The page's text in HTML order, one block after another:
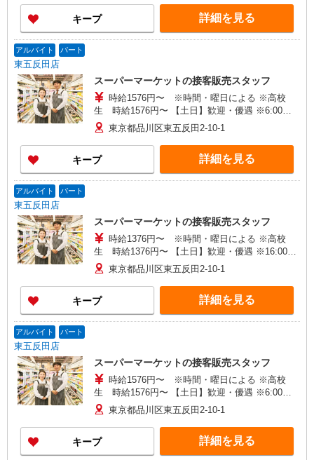
キープ 詳細を見る
アルバイト パート
東五反田店
スーパーマーケットの接客販売スタッフ
時給1576円〜 ※時間・曜日による ※高校
生 時給1576円〜 【土日】歓迎・優遇 ※6:00〜
8:00 時給＋200円
東京都品川区東五反田2-10-1
キープ 詳細を見る
アルバイト パート
東五反田店
スーパーマーケットの接客販売スタッフ
時給1376円〜 ※時間・曜日による ※高校
生 時給1376円〜 【土日】歓迎・優遇 ※16:00〜
21:00 時給＋100円 ※21:00〜翌2:00 時給＋200
円 ※22:00以降 基本時給より25％UP
東京都品川区東五反田2-10-1
キープ 詳細を見る
アルバイト パート
東五反田店
スーパーマーケットの接客販売スタッフ
時給1576円〜 ※時間・曜日による ※高校
生 時給1576円〜 【土日】歓迎・優遇 ※6:00〜
8:00 時給＋200円
東京都品川区東五反田2-10-1
キープ 詳細を見る